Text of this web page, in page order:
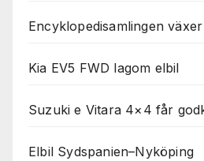
Encyklopedisamlingen
Kia EV5 FWD lagom elbil
Suzuki e Vitara 4×4 får
Elbil Sydspanien–Nyköping